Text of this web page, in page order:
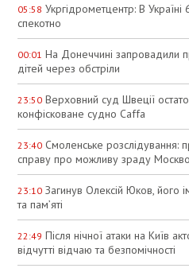
05:58 Укргідрометцентр: В
спекотно
00:01 На Донеччині запровадили
дітей через обстріли
23:50 Верховний суд Швеції
конфісковане судно Caffa
23:40 Смоленське розслідування:
справу про можливу зраду
23:10 Загинув Олексій Юков, його
та пам’яті
22:49 Після нічної атаки на Київ
відчутті відчаю та безпомічності